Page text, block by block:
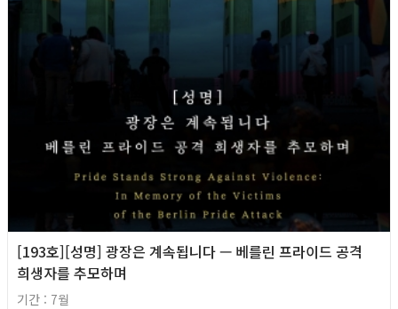
[193호][성명] 광장은 계속됩니다 — 베를린 프라이드 공격
희생자를 추모하며
기간 : 7월